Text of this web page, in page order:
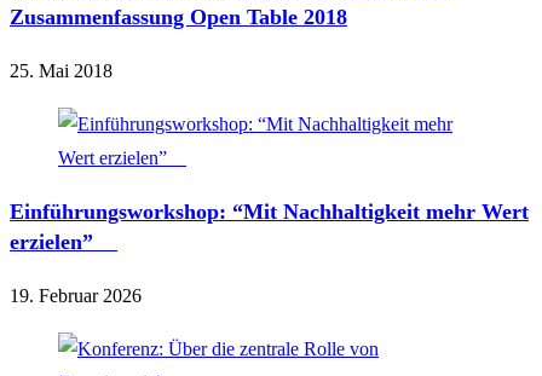
Zusammenfassung Open Table 2018
25. Mai 2018
Einführungsworkshop: “Mit Nachhaltigkeit mehr Wert
erzielen”
19. Februar 2026